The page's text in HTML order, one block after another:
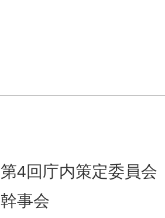
第4回庁内策定委員会
幹事会